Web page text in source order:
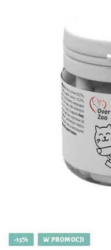
-15% W PROMOCJI